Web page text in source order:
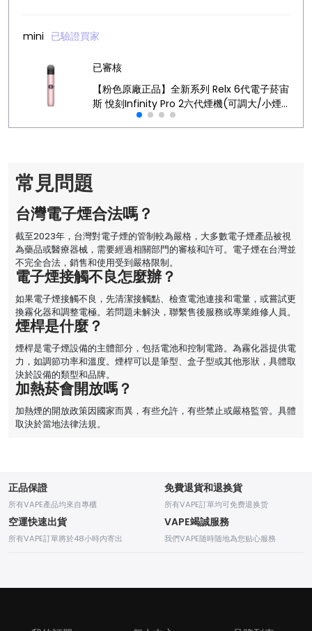
mini 已驗證買家
已審核
【粉色原廠正品】全新系列 Relx 6代電子菸宙
斯 悅刻Infinity Pro 2六代煙機(可調大/小煙
量) 支持Relx 4/5代煙彈通用 (下訂秒發貨)
常見問題
台灣電子煙合法嗎？
截至2023年，台灣對電子煙的管制較為嚴格，大多數電子煙產品被視
為藥品或醫療器械，需要經過相關部門的審核和許可。電子煙在台灣並
不完全合法，銷售和使用受到嚴格限制。
電子煙接觸不良怎麼辦？
如果電子煙接觸不良，先清潔接觸點、檢查電池連接和電量，或嘗試更
換霧化器和調整電極。若問題未解決，聯繫售後服務或專業維修人員。
煙桿是什麼？
煙桿是電子煙設備的主體部分，包括電池和控制電路。為霧化器提供電
力，如調節功率和溫度。煙桿可以是筆型、盒子型或其他形狀，具體取
決於設備的類型和品牌。
加熱菸會開放嗎？
加熱煙的開放政策因國家而異，有些允許，有些禁止或嚴格監管。具體
取決於當地法律法規。
正品保證
所有VAPE產品均來自專櫃
免費退貨和退换貨
所有VAPE訂單均可免费退换货
空運快速出貨
所有VAPE訂單將於48小時内寄出
VAPE竭誠服務
我們VAPE随時随地為您贴心服務